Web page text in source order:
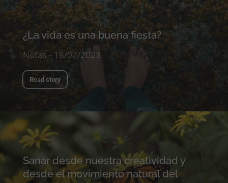
¿La vida es una buena fiesta?
Notas 18/07/2023
Read story
Sanar desde nuestra creatividad y
desde el movimiento natural del